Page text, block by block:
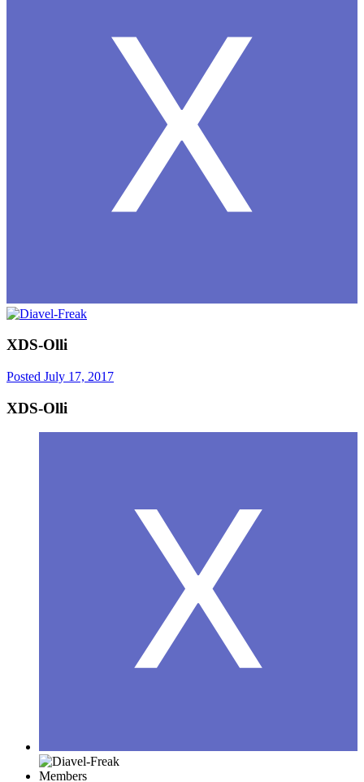
XDS-Olli
Posted July 17, 2017
XDS-Olli
Members